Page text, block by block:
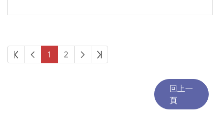
第一頁上一頁
1 2 下一頁最後頁